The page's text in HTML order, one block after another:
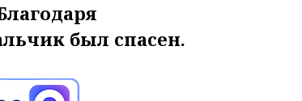
был спасен.